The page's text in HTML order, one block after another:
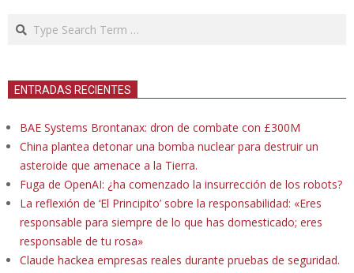
Search
ENTRADAS RECIENTES
BAE Systems Brontanax: dron de combate con £300M
China plantea detonar una bomba nuclear para destruir un
asteroide que amenace a la Tierra.
Fuga de OpenAI: ¿ha comenzado la insurrección de los robots?
La reflexión de ‘El Principito’ sobre la responsabilidad: «Eres
responsable para siempre de lo que has domesticado; eres
responsable de tu rosa»
Claude hackea empresas reales durante pruebas de seguridad.